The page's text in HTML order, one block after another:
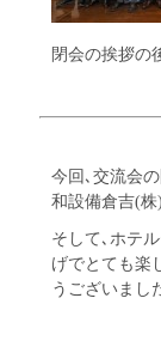
閉会の挨拶の
今回､交流会
和設備倉吉(
そして､ホテ
げでとても楽
うございまし